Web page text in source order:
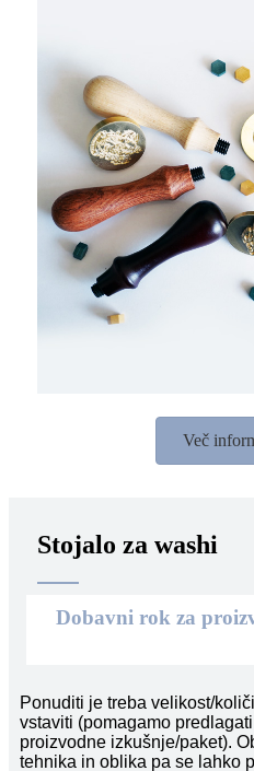
Več
Stojalo za washi
Dobavni rok za
Ponuditi je treba velikost/
vstaviti (pomagamo
proizvodne izkušnje/paket).
tehnika in oblika pa se lahko